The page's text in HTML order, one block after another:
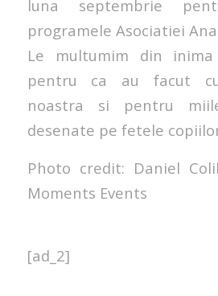
luna septembrie
programele Asociatiei
Le multumim din
pentru ca au facut
noastra si pentru
desenate pe fetele
Photo credit: Daniel
Moments Events
[ad_2]